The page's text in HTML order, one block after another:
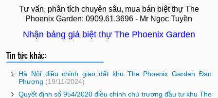
Tư vấn, phân tích chuyên sâu, mua bán biệt thự The
Phoenix Garden: 0909.61.3696 - Mr Ngọc Tuyền
Nhận bảng giá biệt thự The Phoenix Garden
Tin tức khác:
Hà Nội điều chỉnh giao đất khu The Phoenix Garden Đan
Phượng (19/11/2024)
Quyết định số 954/2020 điều chỉnh chủ trương đầu tư khu The